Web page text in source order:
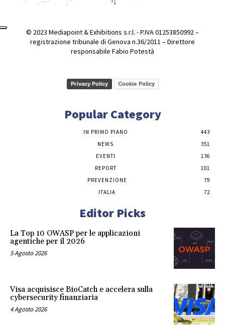
© 2023 Mediapoint & Exhibitions s.r.l. - P.IVA 01253850992 –
registrazione tribunale di Genova n.36/2011 – Direttore
responsabile Fabio Potestà
Privacy Policy Cookie Policy
Popular Category
IN PRIMO PIANO
443
NEWS
351
EVENTI
136
REPORT
101
PREVENZIONE
79
ITALIA
72
Editor Picks
La Top 10 OWASP per le applicazioni
agentiche per il 2026
5 Agosto 2026
Visa acquisisce BioCatch e accelera sulla
cybersecurity finanziaria
4 Agosto 2026